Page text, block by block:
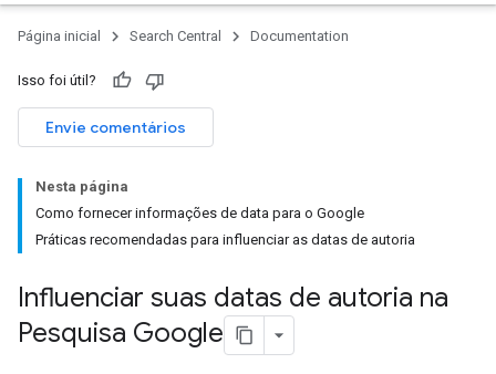
Página inicial Search Central Documentation
Isso foi útil?
Envie comentários
Nesta página
Como fornecer informações de data para o Google
Práticas recomendadas para influenciar as datas de autoria
Influenciar suas datas de autoria na
Pesquisa Google